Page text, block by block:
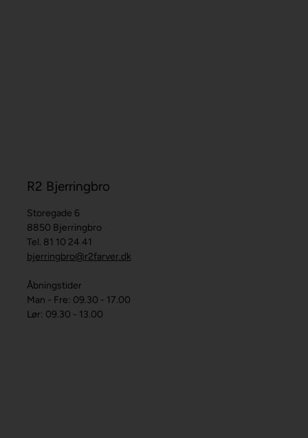
R2 Bjerringbro
Storegade 6
8850 Bjerringbro
Tel. 81 10 24 41
bjerringbro@r2farver.dk
Åbningstider
Man - Fre: 09.30 - 17.00
Lør: 09.30 - 13.00